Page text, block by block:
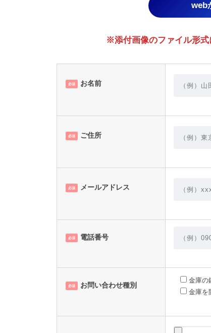
web
※添付画像のファイル形式
必須 お名前
必須 ご住所
必須 メールアドレス
必須 電話番号
必須 お問い合わせ種別
金庫の
金庫を